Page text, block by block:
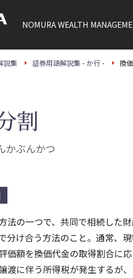
NOMURAWEALTH
説集 証券用語解説集 - か行 - 換
割
かぶんかつ
法の一つで、共同で相続した
分け合う方法のこと。通常、
価額を換価代金の取得割合に
渡に伴う所得税が発生するが